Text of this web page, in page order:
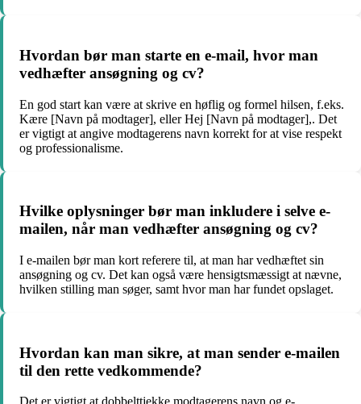
Hvordan bør man starte en e-mail, hvor man
vedhæfter ansøgning og cv?
En god start kan være at skrive en høflig og formel hilsen, f.eks.
Kære [Navn på modtager], eller Hej [Navn på modtager],. Det
er vigtigt at angive modtagerens navn korrekt for at vise respekt
og professionalisme.
Hvilke oplysninger bør man inkludere i selve e-
mailen, når man vedhæfter ansøgning og cv?
I e-mailen bør man kort referere til, at man har vedhæftet sin
ansøgning og cv. Det kan også være hensigtsmæssigt at nævne,
hvilken stilling man søger, samt hvor man har fundet opslaget.
Hvordan kan man sikre, at man sender e-mailen
til den rette vedkommende?